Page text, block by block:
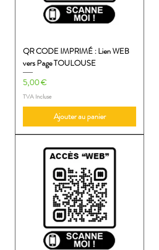
QR CODE IMPRIMÉ : Lien WEB
vers Page TOULOUSE
Prix
5,00 €
TVA Incluse
Ajouter au panier